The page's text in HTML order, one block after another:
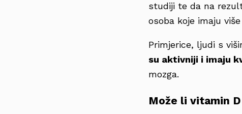
studiji te da na
osoba koje imaju
Primjerice, ljudi s
su aktivniji i imaju
mozga.
Može li vitamin